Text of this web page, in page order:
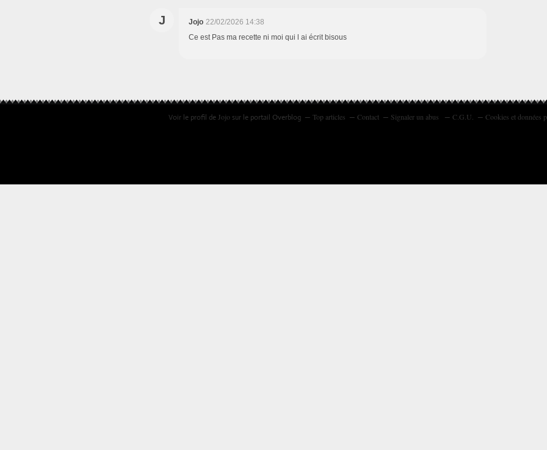
J Jojo 22/02/2026 14:38
Ce est Pas ma recette ni moi qui l ai écrit bisous
Voir le profil de Jojo sur le portail Overblog Top articles Contact Signaler un abus C.G.U. Cookies et données